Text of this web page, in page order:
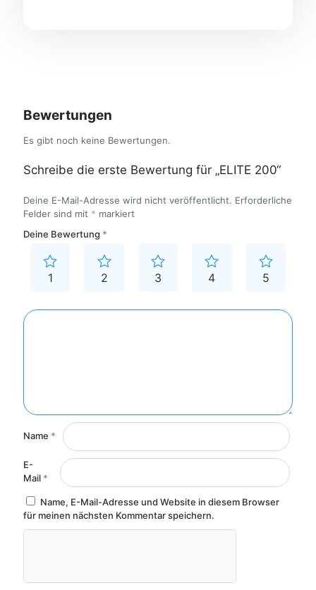
Bewertungen
Es gibt noch keine Bewertungen.
Schreibe die erste Bewertung für „ELITE 200“
Deine E-Mail-Adresse wird nicht veröffentlicht. Erforderliche
Felder sind mit * markiert
Deine Bewertung *
1 2 3 4 5
Name *
E-
Mail *
Name, E-Mail-Adresse und Website in diesem Browser
für meinen nächsten Kommentar speichern.